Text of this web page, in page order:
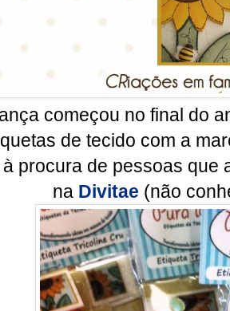
começou no final do
de tecido com a
procura de pessoas que
na Divitae (não